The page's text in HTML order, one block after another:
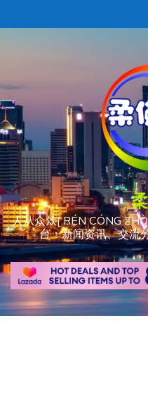
至
人从众𠈌[ RÉN CÓNG
台：新闻资讯、交流